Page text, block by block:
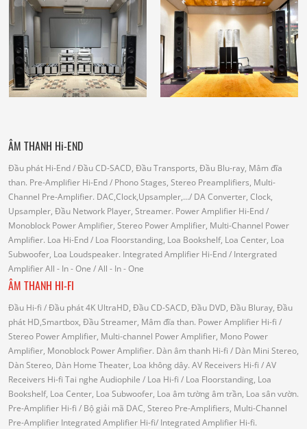
ÂM THANH Hi-END
Đầu phát Hi-End/ Đầu CD-SACD, Đầu Transports, Đầu Blu-ray, Mâm đĩa
than. Pre-Amplifier Hi-End/ Phono Stages, Stereo Preamplifiers, Multi-
Channel Pre-Amplifier. DAC,Clock,Upsampler,.../ DA Converter, Clock,
Upsampler, Đầu Network Player, Streamer. Power Amplifier Hi-End/
Monoblock Power Amplifier, Stereo Power Amplifier, Multi-Channel Power
Amplifier. Loa Hi-End/ Loa Floorstanding, Loa Bookshelf, Loa Center, Loa
Subwoofer, Loa Loudspeaker. Integrated Amplifier Hi-End/ Intergrated
AmplifierAll - In - One / All - In - One
ÂM THANH HI-FI
Đầu Hi-fi / Đầu phát 4K UltraHD, Đầu CD-SACD, Đầu DVD, Đầu Bluray, Đầu
phát HD,Smartbox, Đầu Streamer, Mâm đĩa than. Power Amplifier Hi-fi /
Stereo Power Amplifier, Multi-channel Power Amplifier, Mono Power
Amplifier, Monoblock Power Amplifier. Dàn âm thanh Hi-fi / Dàn Mini Stereo,
Dàn Stereo, Dàn Home Theater, Loa không dây. AV Receivers Hi-fi / AV
Receivers Hi-fi Tai nghe Audiophile / Loa Hi-fi / Loa Floorstanding, Loa
Bookshelf, Loa Center, Loa Subwoofer, Loa âm tường âm trần, Loa sân vườn.
Pre-Amplifier Hi-fi / Bộ giải mã DAC, Stereo Pre-Amplifiers, Multi-Channel
Pre-Amplifier Integrated Amplifier Hi-fi/ Integrated Amplifier Hi-fi.